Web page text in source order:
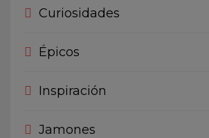
Curiosidades
Épicos
Inspiración
Jamones